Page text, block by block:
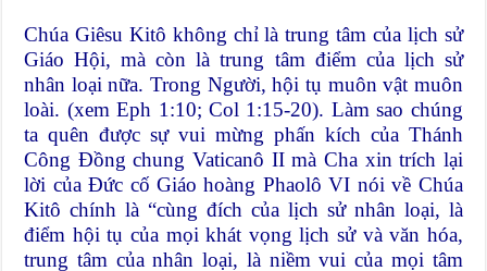
Chúa Giêsu Kitô không chỉ là trung tâm của lịch sử
Giáo Hội, mà còn là trung tâm điểm của lịch sử
nhân loại nữa. Trong Người, hội tụ muôn vật muôn
loài. (xem Eph 1:10; Col 1:15-20). Làm sao chúng
ta quên được sự vui mừng phấn kích của Thánh
Công Đồng chung Vaticanô II mà Cha xin trích lại
lời của Đức cố Giáo hoàng Phaolô VI nói về Chúa
Kitô chính là “cùng đích của lịch sử nhân loại, là
điểm hội tụ của mọi khát vọng lịch sử và văn hóa,
trung tâm của nhân loại, là niềm vui của mọi tâm